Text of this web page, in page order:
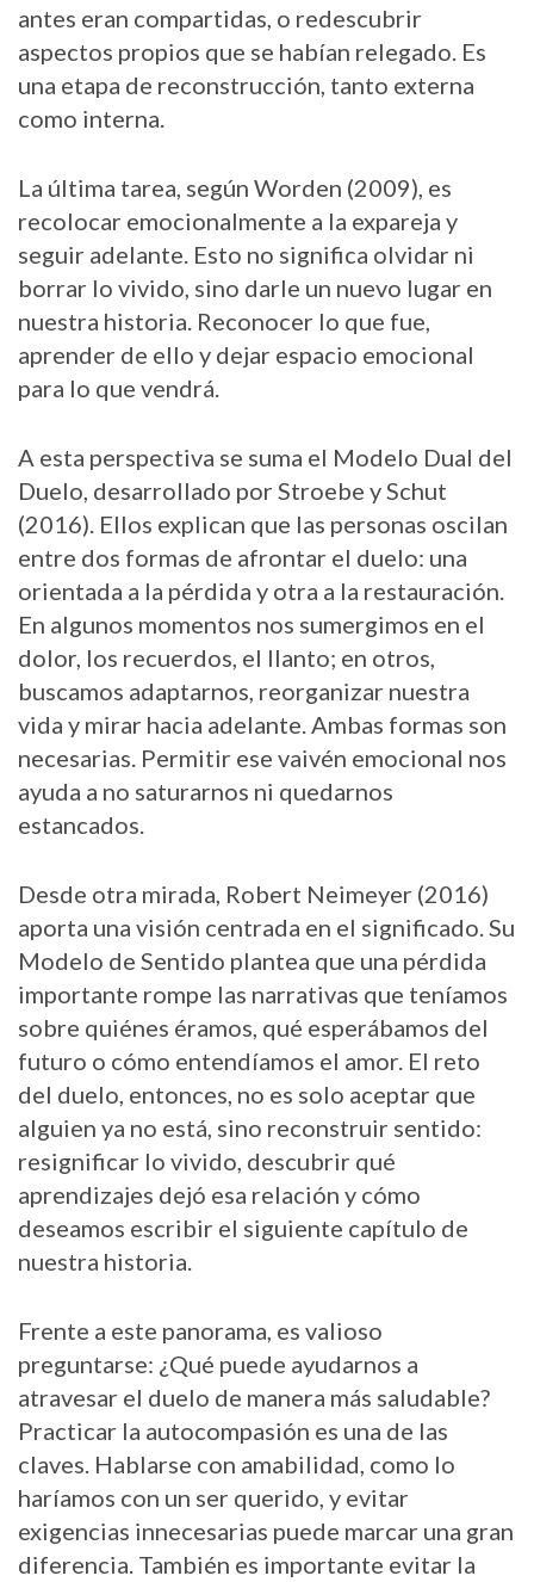
antes eran compartidas, o redescubrir
aspectos propios que se habían relegado. Es
una etapa de reconstrucción, tanto externa
como interna.
La última tarea, según Worden (2009), es
recolocar emocionalmente a la expareja y
seguir adelante. Esto no significa olvidar ni
borrar lo vivido, sino darle un nuevo lugar en
nuestra historia. Reconocer lo que fue,
aprender de ello y dejar espacio emocional
para lo que vendrá.
A esta perspectiva se suma el Modelo Dual del
Duelo, desarrollado por Stroebe y Schut
(2016). Ellos explican que las personas oscilan
entre dos formas de afrontar el duelo: una
orientada a la pérdida y otra a la restauración.
En algunos momentos nos sumergimos en el
dolor, los recuerdos, el llanto; en otros,
buscamos adaptarnos, reorganizar nuestra
vida y mirar hacia adelante. Ambas formas son
necesarias. Permitir ese vaivén emocional nos
ayuda a no saturarnos ni quedarnos
estancados.
Desde otra mirada, Robert Neimeyer (2016)
aporta una visión centrada en el significado. Su
Modelo de Sentido plantea que una pérdida
importante rompe las narrativas que teníamos
sobre quiénes éramos, qué esperábamos del
futuro o cómo entendíamos el amor. El reto
del duelo, entonces, no es solo aceptar que
alguien ya no está, sino reconstruir sentido:
resignificar lo vivido, descubrir qué
aprendizajes dejó esa relación y cómo
deseamos escribir el siguiente capítulo de
nuestra historia.
Frente a este panorama, es valioso
preguntarse: ¿Qué puede ayudarnos a
atravesar el duelo de manera más saludable?
Practicar la autocompasión es una de las
claves. Hablarse con amabilidad, como lo
haríamos con un ser querido, y evitar
exigencias innecesarias puede marcar una gran
diferencia. También es importante evitar la